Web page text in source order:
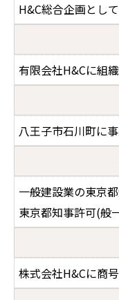
H&C総合企画とし
有限会社H&Cに組
八王子市石川町に
一般建設業の東京
東京都知事許可(般
株式会社H&Cに商